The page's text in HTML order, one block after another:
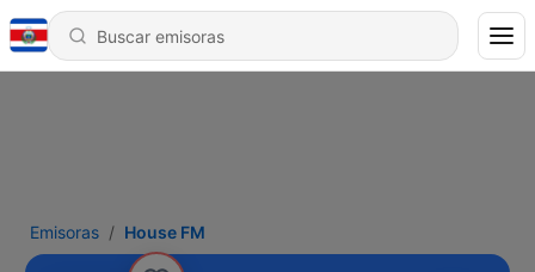
Emisoras House FM